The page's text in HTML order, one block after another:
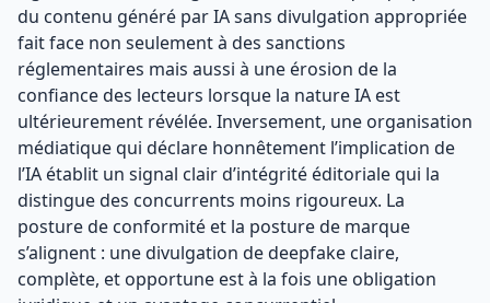
du contenu généré par IA sans divulgation appropriée
fait face non seulement à des sanctions
réglementaires mais aussi à une érosion de la
confiance des lecteurs lorsque la nature IA est
ultérieurement révélée. Inversement, une organisation
médiatique qui déclare honnêtement l’implication de
l’IA établit un signal clair d’intégrité éditoriale qui la
distingue des concurrents moins rigoureux. La
posture de conformité et la posture de marque
s’alignent : une divulgation de deepfake claire,
complète, et opportune est à la fois une obligation